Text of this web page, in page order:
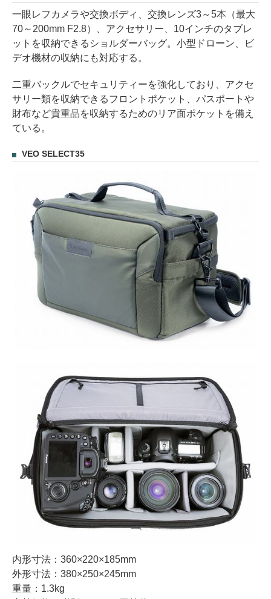
一眼レフカメラや交換ボディ、交換レンズ3～5本（最大
70～200mm F2.8）、アクセサリー、10インチのタブレ
ットを収納できるショルダーバッグ。小型ドローン、ビ
デオ機材の収納にも対応する。
二重バックルでセキュリティーを強化しており、アクセ
サリー類を収納できるフロントポケット、パスポートや
財布など貴重品を収納するためのリア面ポケットを備え
ている。
VEO SELECT35
内形寸法：360×220×185mm
外形寸法：380×250×245mm
重量：1.3kg